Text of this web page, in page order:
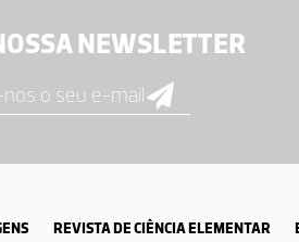
NEWSLETTER
REVISTA DE CIÊNCIA ELEMENTAR